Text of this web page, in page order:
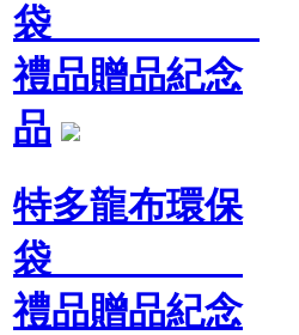
袋
禮品贈品紀念
品
特多龍布環保
袋
禮品贈品紀念